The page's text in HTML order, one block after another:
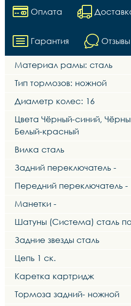
Оплата
Гарантия Отзывы
Материал рамы: сталь
Тип тормозов: ножной
Диаметр колес: 16
Цвета Чёрный-синий,
Белый-красный
Вилка сталь
Задний переключатель -
Передний переключатель -
Манетки -
Шатуны (Система) сталь
Задние звезды сталь
Цепь 1 ск.
Каретка картридж
Тормоза задний- ножной